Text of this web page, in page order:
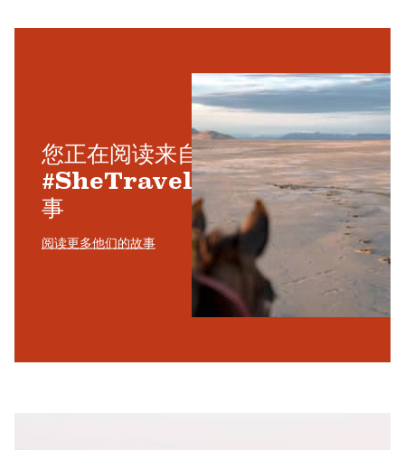
您正在阅读来自
#SheTravelsUtah 的故
事
阅读更多他们的故事